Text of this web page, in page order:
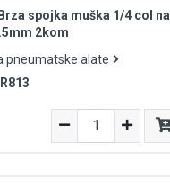
spojka muška 1/4 col na
2kom
pneumatske alate